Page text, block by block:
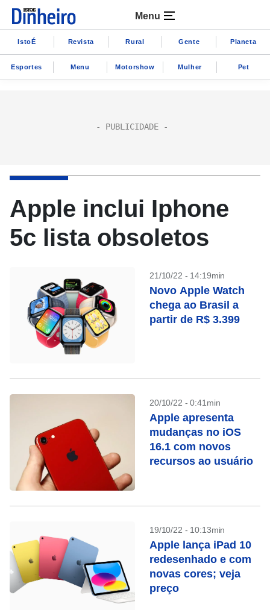
Menu
IstoÉ Revista Rural Gente Planeta
Esportes Menu Motorshow Mulher Pet
Apple inclui Iphone
5c lista obsoletos
21/10/22 - 14:19min
Novo Apple Watch
chega ao Brasil a
partir de R$ 3.399
20/10/22 - 0:41min
Apple apresenta
mudanças no iOS
16.1 com novos
recursos ao usuário
19/10/22 - 10:13min
Apple lança iPad 10
redesenhado e com
novas cores; veja
preço